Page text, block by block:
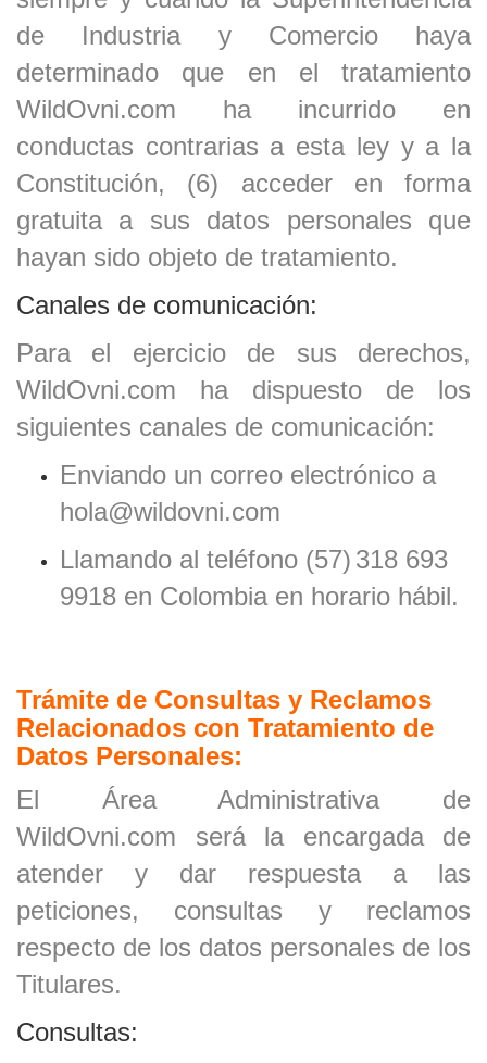
de Industria y Comercio haya
determinado que en el tratamiento
WildOvni.com ha incurrido en
conductas contrarias a esta ley y a la
Constitución, (6) acceder en forma
gratuita a sus datos personales que
hayan sido objeto de tratamiento.
Canales de comunicación:
Para el ejercicio de sus derechos,
WildOvni.com ha dispuesto de los
siguientes canales de comunicación:
Enviando un correo electrónico a
hola@wildovni.com
Llamando al teléfono (57) 318 693
9918 en Colombia en horario hábil.
Trámite de Consultas y Reclamos
Relacionados con Tratamiento de
Datos Personales:
El Área Administrativa de
WildOvni.com será la encargada de
atender y dar respuesta a las
peticiones, consultas y reclamos
respecto de los datos personales de los
Titulares.
Consultas: